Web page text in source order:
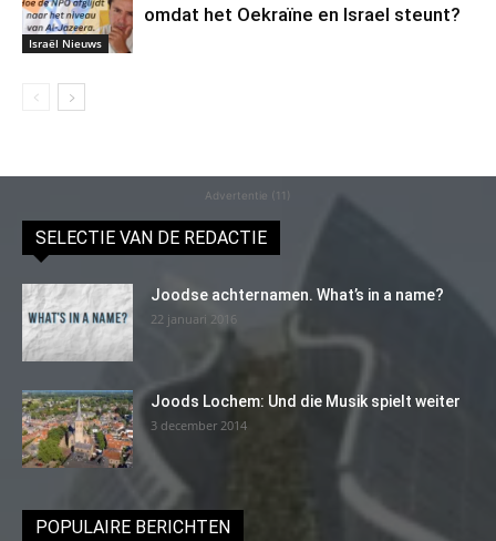
Israël Nieuws
omdat het Oekraïne en Israel steunt?
Advertentie (11)
SELECTIE VAN DE REDACTIE
Joodse achternamen. What’s in a name?
22 januari 2016
Joods Lochem: Und die Musik spielt weiter
3 december 2014
POPULAIRE BERICHTEN